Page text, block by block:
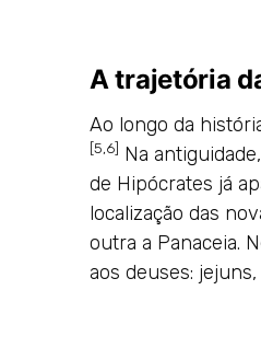
A trajetória
Ao longo da
[5,6] Na
de Hipócrates já
localização das
outra a Panaceia.
aos deuses: